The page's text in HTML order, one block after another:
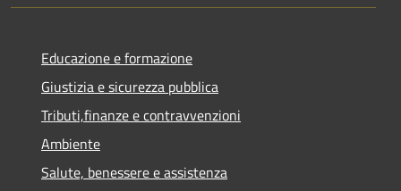
Educazione e formazione
Giustizia e sicurezza pubblica
Tributi,finanze e contravvenzioni
Ambiente
Salute, benessere e assistenza